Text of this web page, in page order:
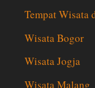
Tempat Wisata
Wisata Bogor
Wisata Jogja
Wisata Malang